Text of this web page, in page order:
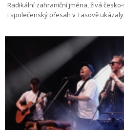
Radikální zahraniční jména, živá
i společenský přesah v Tasově